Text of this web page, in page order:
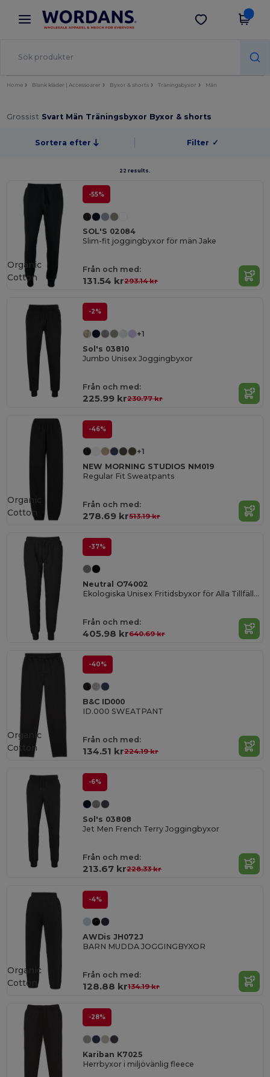
× Wordans-app
Bättre priser i appen!
Hämta app
Home Blank kläder | Accessoarer Byxor & shorts Träningsbyxor Män
Grossist Svart Män Träningsbyxor Byxor & shorts
Sortera efter Filter ✓
22 results.
-55%
SOL'S 02084
Slim-fit joggingbyxor för män Jake
Från och med:
131.54 kr293.14 kr
Organic
Cotton
-2%
+1
Sol's 03810
Jumbo Unisex Joggingbyxor
Från och med:
225.99 kr230.77 kr
-46%
+1
NEW MORNING STUDIOS NM019
Regular Fit Sweatpants
Från och med:
278.69 kr513.19 kr
Organic
Cotton
-37%
Neutral O74002
Ekologiska Unisex Fritidsbyxor för Alla Tillfällen
Från och med:
405.98 kr640.69 kr
-40%
B&C ID000
ID.000 SWEATPANT
Från och med:
134.51 kr224.19 kr
Organic
Cotton
-6%
Sol's 03808
Jet Men French Terry Joggingbyxor
Från och med:
213.67 kr228.33 kr
-4%
AWDis JH072J
BARN MUDDA JOGGINGBYXOR
Från och med:
128.88 kr134.19 kr
Organic
Cotton
-28%
Kariban K7025
Herrbyxor i miljövänlig fleece